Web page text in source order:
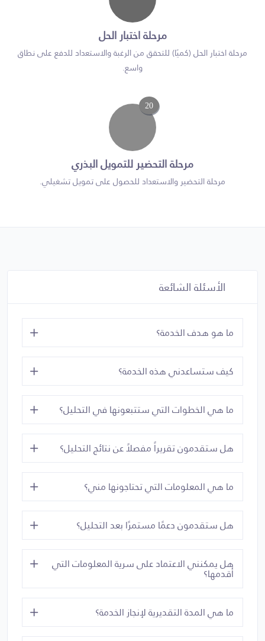
مرحلة اختبار الحل
مرحلة اختبار الحل (كميًا) للتحقق من الرغبة والاستعداد للدفع على نطاق
واسع.
20
مرحلة التحضير للتمويل البذري
مرحلة التحضير والاستعداد للحصول على تمويل تشغيلي.
الأسئلة الشائعة
ما هو هدف الخدمة؟
كيف ستساعدني هذه الخدمة؟
ما هي الخطوات التي ستتبعونها في التحليل؟
هل ستقدمون تقريراً مفصلاً عن نتائج التحليل؟
ما هي المعلومات التي تحتاجونها مني؟
هل ستقدمون دعمًا مستمرًا بعد التحليل؟
هل يمكنني الاعتماد على سرية المعلومات التي
أقدمها؟
ما هي المدة التقديرية لإنجاز الخدمة؟